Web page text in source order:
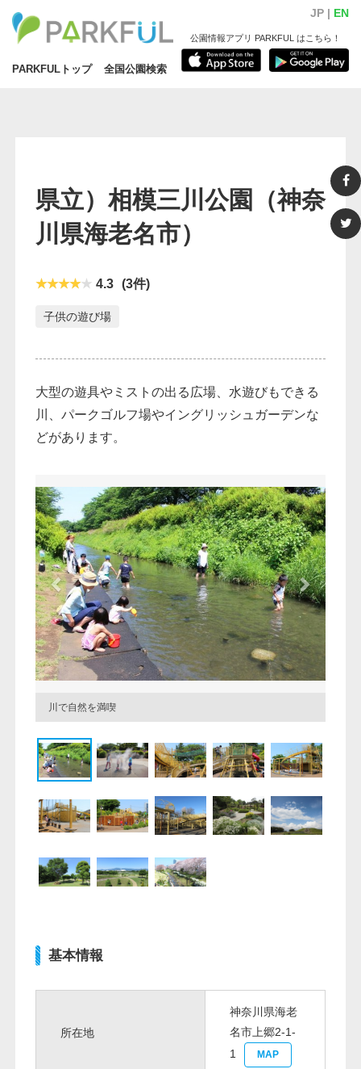
PARKFULトップ 全国公園検索
JP | EN
公園情報アプリ PARKFUL はこちら！
県立）相模三川公園
（神奈
川県海老名市）
4.3 (3件)
子供の遊び場
大型の遊具やミストの出る広場、水遊びもできる
川、パークゴルフ場やイングリッシュガーデンな
どがあります。
川で自然を満喫
基本情報
所在地
神奈川県海老
名市上郷2-1-
1
MAP